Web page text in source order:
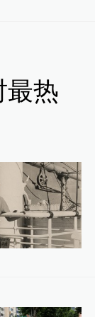
最热